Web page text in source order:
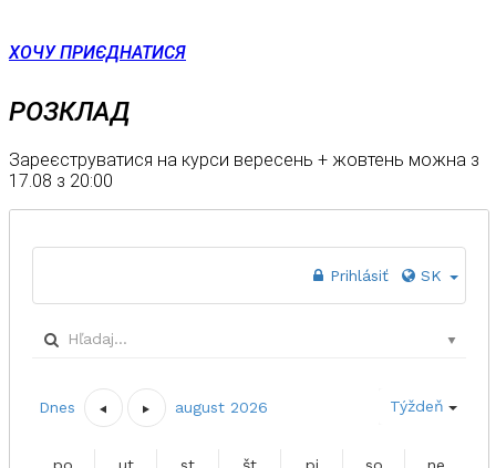
ХОЧУ ПРИЄДНАТИСЯ
РОЗКЛАД
Зареєструватися на курси вересень + жовтень можна з
17.08 з 20:00